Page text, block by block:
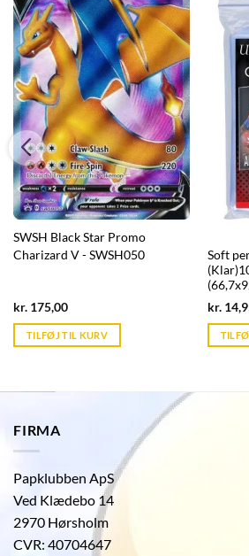
SWSH Black Star Promo
Charizard V - SWSH050
kr. 175,00Current
is:
kr. 39,95.
TILFØJ TIL KURV
Soft
kr.
FIRMA
Papklubben ApS
Ved Klædebo 14
2970 Hørsholm
CVR: 40704647